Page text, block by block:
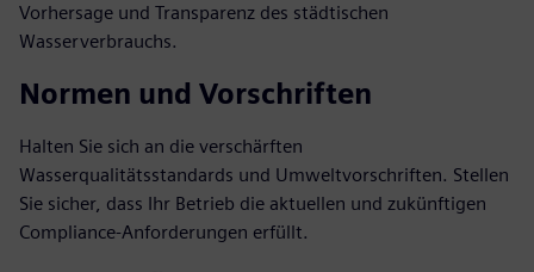
Vorhersage und Transparenz des städtischen
Wasserverbrauchs.
Normen und Vorschriften
Halten Sie sich an die verschärften
Wasserqualitätsstandards und Umweltvorschriften. Stellen
Sie sicher, dass Ihr Betrieb die aktuellen und zukünftigen
Compliance-Anforderungen erfüllt.